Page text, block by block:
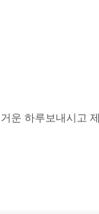
운 하루보내시고